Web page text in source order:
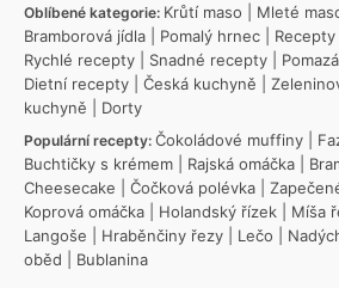
Oblíbené kategorie: Krůtí maso Mleté
Bramborová jídla
Pomalý hrnec
Rychlé recepty
Snadné recepty
Dietní recepty
Česká kuchyně
kuchyně
Dorty
Populární recepty: Čokoládové muffiny
Buchtičky s krémem
Rajská omáčka
Cheesecake
Čočková polévka
Koprová omáčka
Holandský řízek Míša
Langoše
Hraběnčiny řezy Lečo
oběd
Bublanina